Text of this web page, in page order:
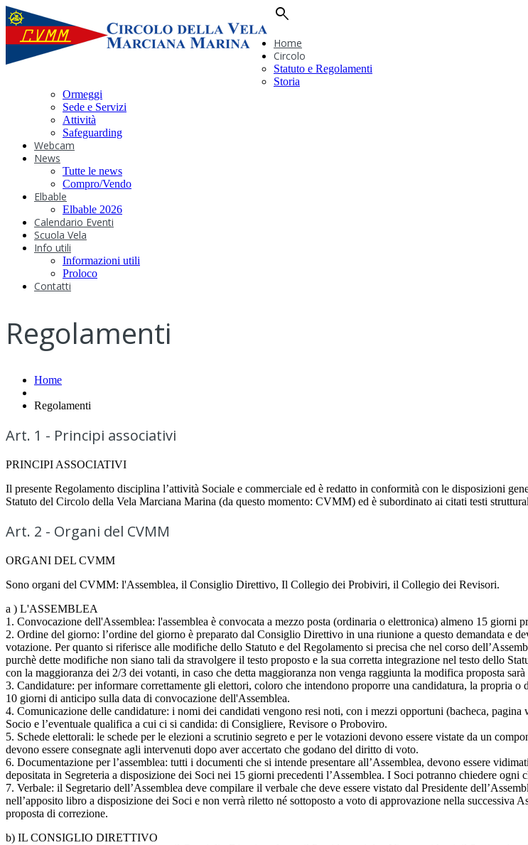
search
Home
Circolo
Statuto e Regolamenti
Storia
Ormeggi
Sede e Servizi
Attività
Safeguarding
Webcam
News
Tutte le news
Compro/Vendo
Elbable
Elbable 2026
Calendario Eventi
Scuola Vela
Info utili
Informazioni utili
Proloco
Contatti
Regolamenti
Home
Regolamenti
Art. 1 - Principi associativi
PRINCIPI ASSOCIATIVI
Il presente Regolamento disciplina l’attività Sociale e commerciale ed è redatto in conformità con le disposizioni
Statuto del Circolo della Vela Marciana Marina (da questo momento: CVMM) ed è subordinato ai citati testi
Art. 2 - Organi del CVMM
ORGANI DEL CVMM
Sono organi del CVMM: l'Assemblea, il Consiglio Direttivo, Il Collegio dei Probiviri, il Collegio dei Revisori.
a ) L'ASSEMBLEA
1. Convocazione dell'Assemblea: l'assemblea è convocata a mezzo posta (ordinaria o elettronica) almeno 15 giorni
2. Ordine del giorno: l’ordine del giorno è preparato dal Consiglio Direttivo in una riunione a questo demandata e
votazione. Per quanto si riferisce alle modifiche dello Statuto e del Regolamento si precisa che nel corso
purchè dette modifiche non siano tali da stravolgere il testo proposto e la sua corretta integrazione nel testo dello
con la maggioranza dei 2/3 dei votanti, in caso che detta maggioranza non venga raggiunta la modifica proposta
3. Candidature: per informare correttamente gli elettori, coloro che intendono proporre una candidatura, la propria
10 giorni di anticipo sulla data di convocazione dell'Assemblea.
4. Comunicazione delle candidature: i nomi dei candidati vengono resi noti, con i mezzi opportuni (bacheca,
Socio e l’eventuale qualifica a cui ci si candida: di Consigliere, Revisore o Proboviro.
5. Schede elettorali: le schede per le elezioni a scrutinio segreto e per le votazioni devono essere vistate da un
devono essere consegnate agli intervenuti dopo aver accertato che godano del diritto di voto.
6. Documentazione per l’assemblea: tutti i documenti che si intende presentare all’Assemblea, devono essere
depositata in Segreteria a disposizione dei Soci nei 15 giorni precedenti l’Assemblea. I Soci potranno chiedere
7. Verbale: il Segretario dell’Assemblea deve compilare il verbale che deve essere vistato dal Presidente
nell’apposito libro a disposizione dei Soci e non verrà riletto né sottoposto a voto di approvazione nella successiva
proposta di correzione.
b) IL CONSIGLIO DIRETTIVO